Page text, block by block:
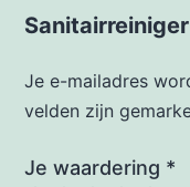
Je e-mailadres
velden zijn
Je waardering *